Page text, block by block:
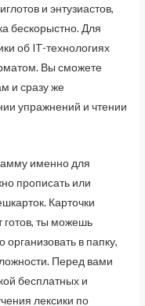
и энтузиастов,
бескорыстно. Для
об IT-технологиях
Вы сможете
и сразу же
упражнений и чтении
именно для
прописать или
Карточки
готов, ты можешь
организовать в папку,
Перед вами
бесплатных и
лексики по